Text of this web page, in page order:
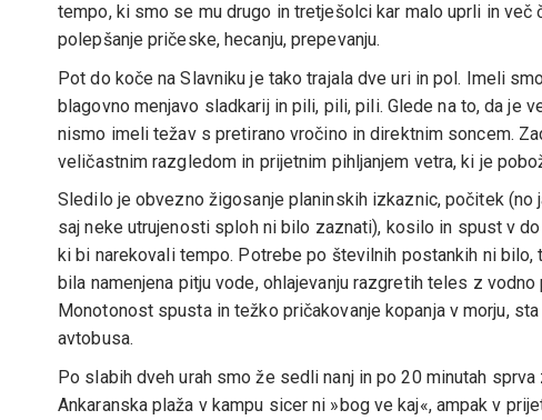
tempo, ki smo se mu drugo in tretješolci kar malo uprli in več
polepšanje pričeske, hecanju, prepevanju.
Pot do koče na Slavniku je tako trajala dve uri in pol. Imeli
blagovno menjavo sladkarij in pili, pili, pili. Glede na to, da je
nismo imeli težav s pretirano vročino in direktnim soncem.
veličastnim razgledom in prijetnim pihljanjem vetra, ki je
Sledilo je obvezno žigosanje planinskih izkaznic, počitek (no
saj neke utrujenosti sploh ni bilo zaznati), kosilo in spust v
ki bi narekovali tempo. Potrebe po številnih postankih ni
bila namenjena pitju vode, ohlajevanju razgretih teles z
Monotonost spusta in težko pričakovanje kopanja v morju,
avtobusa.
Po slabih dveh urah smo že sedli nanj in po 20 minutah
Ankaranska plaža v kampu sicer ni »bog ve kaj«, ampak v